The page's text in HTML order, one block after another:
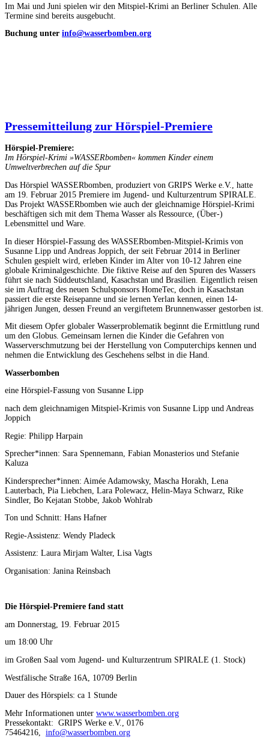
Im Mai und Juni spielen wir den Mitspiel-Krimi an Berliner Schulen. Alle
Termine sind bereits ausgebucht.
Buchung unter info@wasserbomben.org
Pressemitteilung zur Hörspiel-Premiere
Hörspiel-Premiere:
Im Hörspiel-Krimi »WASSERbomben« kommen Kinder einem
Umweltverbrechen auf die Spur
Das Hörspiel WASSERbomben, produziert von GRIPS Werke e.V., hatte
am 19. Februar 2015 Premiere im Jugend- und Kulturzentrum SPIRALE.
Das Projekt WASSERbomben wie auch der gleichnamige Hörspiel-Krimi
beschäftigen sich mit dem Thema Wasser als Ressource, (Über-)
Lebensmittel und Ware.
In dieser Hörspiel-Fassung des WASSERbomben-Mitspiel-Krimis von
Susanne Lipp und Andreas Joppich, der seit Februar 2014 in Berliner
Schulen gespielt wird, erleben Kinder im Alter von 10-12 Jahren eine
globale Kriminalgeschichte. Die fiktive Reise auf den Spuren des Wassers
führt sie nach Süddeutschland, Kasachstan und Brasilien. Eigentlich reisen
sie im Auftrag des neuen Schulsponsors HomeTec, doch in Kasachstan
passiert die erste Reisepanne und sie lernen Yerlan kennen, einen 14-
jährigen Jungen, dessen Freund an vergiftetem Brunnenwasser gestorben ist.
Mit diesem Opfer globaler Wasserproblematik beginnt die Ermittlung rund
um den Globus. Gemeinsam lernen die Kinder die Gefahren von
Wasserverschmutzung bei der Herstellung von Computerchips kennen und
nehmen die Entwicklung des Geschehens selbst in die Hand.
Wasserbomben
eine Hörspiel-Fassung von Susanne Lipp
nach dem gleichnamigen Mitspiel-Krimis von Susanne Lipp und Andreas
Joppich
Regie: Philipp Harpain
Sprecher*innen: Sara Spennemann, Fabian Monasterios und Stefanie
Kaluza
Kindersprecher*innen: Aimée Adamowsky, Mascha Horakh, Lena
Lauterbach, Pia Liebchen, Lara Polewacz, Helin-Maya Schwarz, Rike
Sindler, Bo Kejatan Stobbe, Jakob Wohlrab
Ton und Schnitt: Hans Hafner
Regie-Assistenz: Wendy Pladeck
Assistenz: Laura Mirjam Walter, Lisa Vagts
Organisation: Janina Reinsbach
Die Hörspiel-Premiere fand statt
am Donnerstag, 19. Februar 2015
um 18:00 Uhr
im Großen Saal vom Jugend- und Kulturzentrum SPIRALE (1. Stock)
Westfälische Straße 16A, 10709 Berlin
Dauer des Hörspiels: ca 1 Stunde
Mehr Informationen unter www.wasserbomben.org
Pressekontakt: GRIPS Werke e.V., 0176
75464216, info@wasserbomben.org